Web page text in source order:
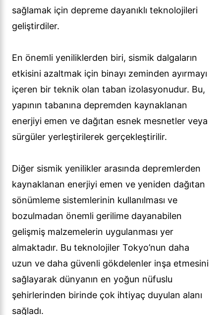
sağlamak için depreme dayanıklı teknolojileri
geliştirdiler.
En önemli yeniliklerden biri, sismik dalgaların
etkisini azaltmak için binayı zeminden ayırmayı
içeren bir teknik olan taban izolasyonudur. Bu,
yapının tabanına depremden kaynaklanan
enerjiyi emen ve dağıtan esnek mesnetler veya
sürgüler yerleştirilerek gerçekleştirilir.
Diğer sismik yenilikler arasında depremlerden
kaynaklanan enerjiyi emen ve yeniden dağıtan
sönümleme sistemlerinin kullanılması ve
bozulmadan önemli gerilime dayanabilen
gelişmiş malzemelerin uygulanması yer
almaktadır. Bu teknolojiler Tokyo’nun daha
uzun ve daha güvenli gökdelenler inşa etmesini
sağlayarak dünyanın en yoğun nüfuslu
şehirlerinden birinde çok ihtiyaç duyulan alanı
sağladı.